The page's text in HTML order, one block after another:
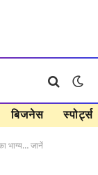
बिजनेस स्पोर्ट्स
भाग्य… जानें